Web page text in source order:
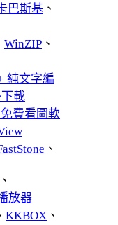
巴斯基 、
WinZIP 、
純文字編
載
費看圖軟
、
、
放器
KKBOX 、